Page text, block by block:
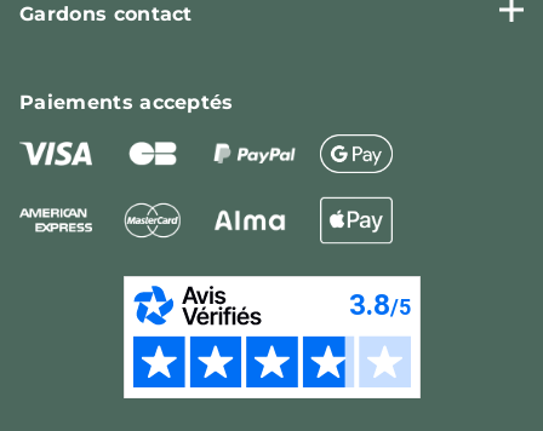
Gardons contact
Paiementsacceptés